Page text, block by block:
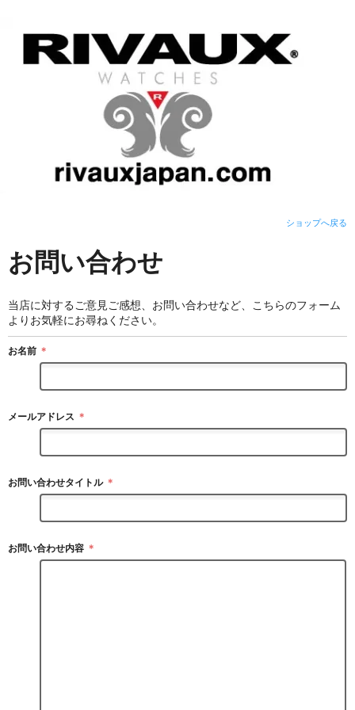
ショップへ戻る
お問い合わせ
当店に対するご意見ご感想、お問い合わせなど、こちらのフォーム
よりお気軽にお尋ねください。
お名前 ＊
メールアドレス ＊
お問い合わせタイトル ＊
お問い合わせ内容 ＊